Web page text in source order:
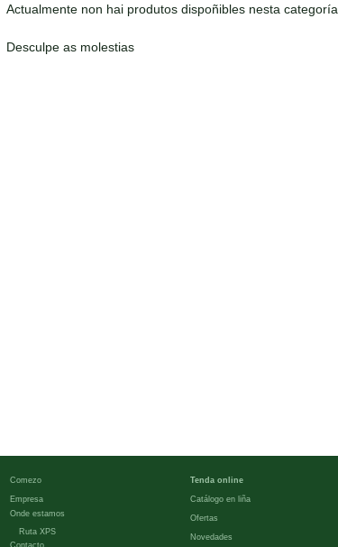
Actualmente non hai produtos dispoñibles nesta categoría
Desculpe as molestias
Comezo
Empresa
Onde estamos
Ruta XPS
Contacto
Tenda online
Catálogo en liña
Ofertas
Novedades